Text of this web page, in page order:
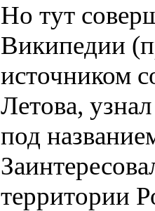
Но тут
Википедии
источником
Летова,
под
территории